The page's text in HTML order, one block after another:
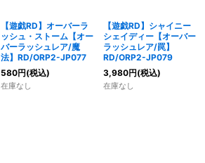
【遊戯RD】オーバーラ
ッシュ・ストーム【オー
バーラッシュレア/魔
法】RD/ORP2-JP077
580円(税込)
在庫なし
【遊戯RD】シャイニー
シェイディー【オーバー
ラッシュレア/罠】
RD/ORP2-JP079
3,980円(税込)
在庫なし